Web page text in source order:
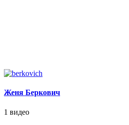
Женя Беркович
1 видео